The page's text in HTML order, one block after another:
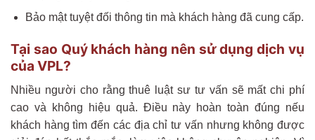
Bảo mật tuyệt đối thông tin mà khách hàng đã cung cấp.
Tại sao Quý khách hàng nên sử dụng dịch vụ
của VPL?
Nhiều người cho rằng thuê luật sư tư vấn sẽ mất chi phí
cao và không hiệu quả. Điều này hoàn toàn đúng nếu
khách hàng tìm đến các địa chỉ tư vấn nhưng không được